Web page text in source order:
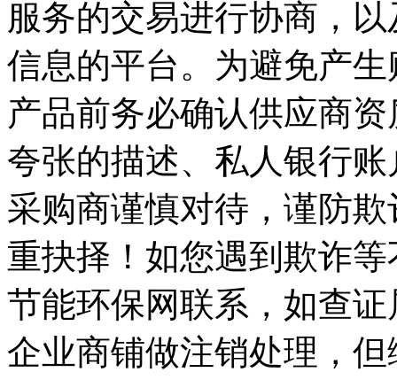
服务的交易进行协商，
信息的平台。为避免产
产品前务必确认供应商
夸张的描述、私人银行
采购商谨慎对待，谨防
重抉择！如您遇到欺诈
节能环保网联系，如查
企业商铺做注销处理，